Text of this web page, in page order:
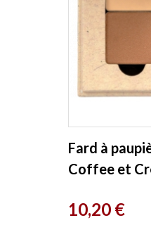
Fard à
Coffee et
Prix
10,20 €